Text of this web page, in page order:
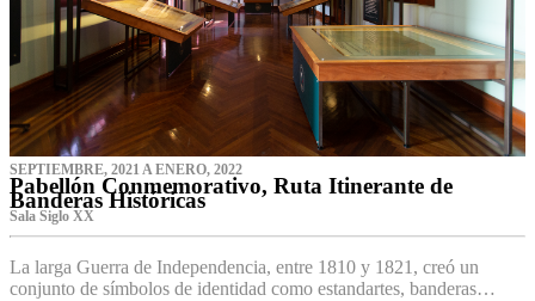
SEPTIEMBRE, 2021 A ENERO, 2022
Pabellón Conmemorativo, Ruta Itinerante de
Banderas Históricas
Sala Siglo XX
La larga Guerra de Independencia, entre 1810 y 1821, creó un
conjunto de símbolos de identidad como estandartes, banderas…